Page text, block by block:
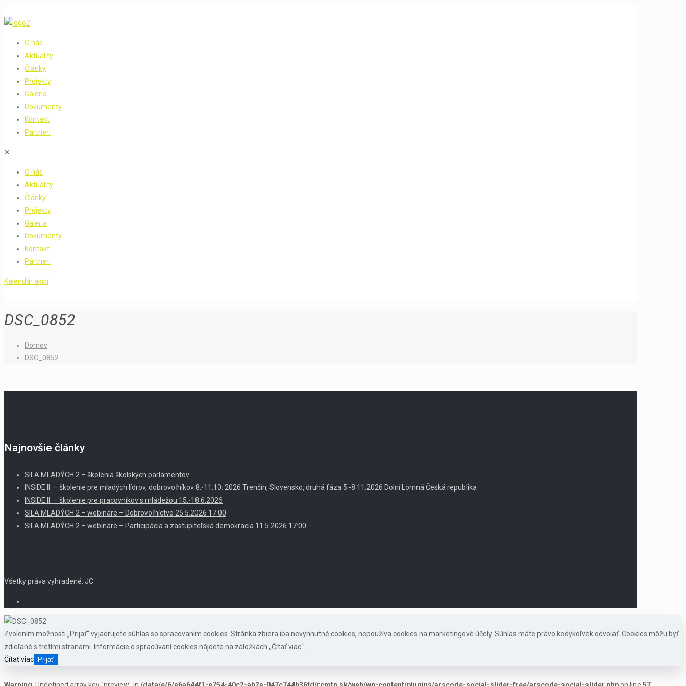
O nás
Aktuality
Články
Projekty
Galéria
Dokumenty
Kontakt
Partneri
✕
O nás
Aktuality
Články
Projekty
Galéria
Dokumenty
Kontakt
Partneri
Kalendár akcií
DSC_0852
Domov
DSC_0852
Najnovšie články
SILA MLADÝCH 2 – školenia školských parlamentov
INSIDE II. – školenie pre mladých lídrov, dobrovoľníkov 8.-11.10. 2026 Trenčín, Slovensko, druhá fáza 5.-8.11.2026 Dolní Lomná Česká republika
INSIDE II. – školenie pre pracovníkov s mládežou 15.-18.6.2026
SILA MLADÝCH 2 – webináre – Dobrovoľníctvo 25.5.2026 17:00
SILA MLADÝCH 2 – webináre – Participácia a zastupiteľská demokracia 11.5.2026 17:00
Všetky práva vyhradené. JC
Zvolením možnosti „Prijať“ vyjadrujete súhlas so spracovaním cookies. Stránka zbiera iba nevyhnutné cookies, nepoužíva cookies na marketingové účely. Súhlas máte právo kedykoľvek odvolať. Cookies môžu byť
zdieľané s tretími stranami. Informácie o spracúvaní cookies nájdete na záložkách „Čítať viac“.
Čítať viac
Prijať